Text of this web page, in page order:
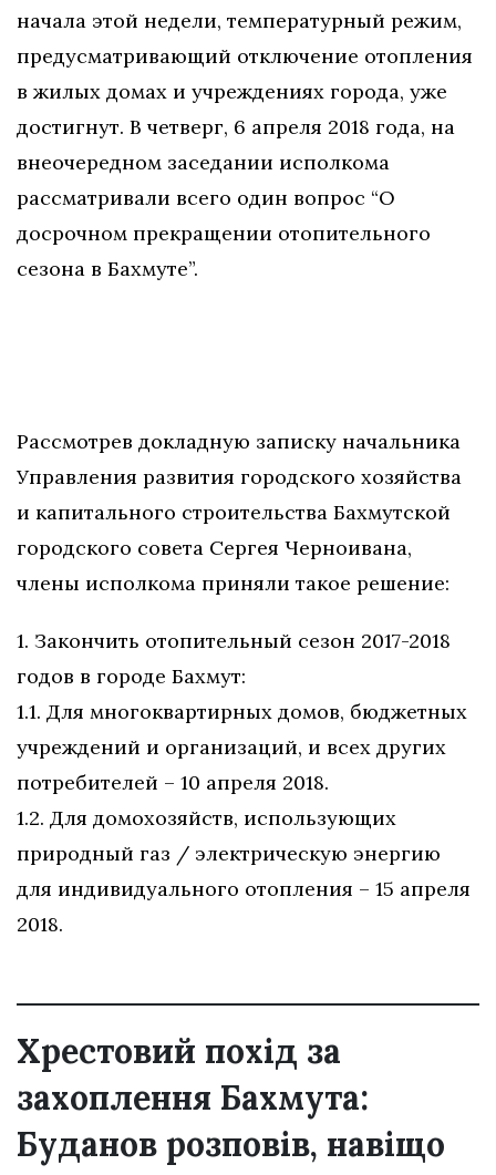
начала этой недели, температурный режим,
предусматривающий отключение отопления
в жилых домах и учреждениях города, уже
достигнут. В четверг, 6 апреля 2018 года, на
внеочередном заседании исполкома
рассматривали всего один вопрос “О
досрочном прекращении отопительного
сезона в Бахмуте”.
Рассмотрев докладную записку начальника
Управления развития городского хозяйства
и капитального строительства Бахмутской
городского совета Сергея Черноивана,
члены исполкома приняли такое решение:
1. Закончить отопительный сезон 2017-2018
годов в городе Бахмут:
1.1. Для многоквартирных домов, бюджетных
учреждений и организаций, и всех других
потребителей – 10 апреля 2018.
1.2. Для домохозяйств, использующих
природный газ / электрическую энергию
для индивидуального отопления – 15 апреля
2018.
Хрестовий похід за
захоплення Бахмута:
Буданов розповів, навіщо